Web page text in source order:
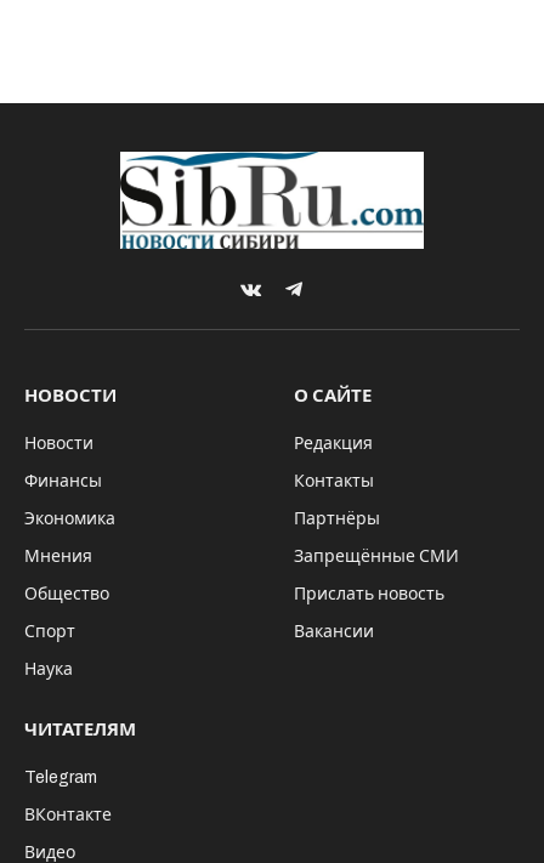
VKontakteTelegram
НОВОСТИ
Новости
Финансы
Экономика
Мнения
Общество
Спорт
Наука
О САЙТЕ
Редакция
Контакты
Партнёры
Запрещённые СМИ
Прислать новость
Вакансии
ЧИТАТЕЛЯМ
Telegram
ВКонтакте
Видео